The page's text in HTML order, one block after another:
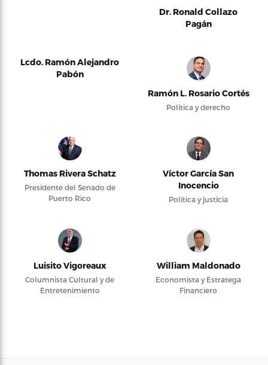
Dr. Ronald Collazo
Pagán
Lcdo. Ramón Alejandro
Pabón
Ramón L. Rosario Cortés
Política y derecho
Thomas Rivera Schatz
Presidente del Senado de
Puerto Rico
Víctor García San
Inocencio
Política y justicia
Luisito Vigoreaux
Columnista Cultural y de
Entretenimiento
William Maldonado
Economista y Estratega
Financiero